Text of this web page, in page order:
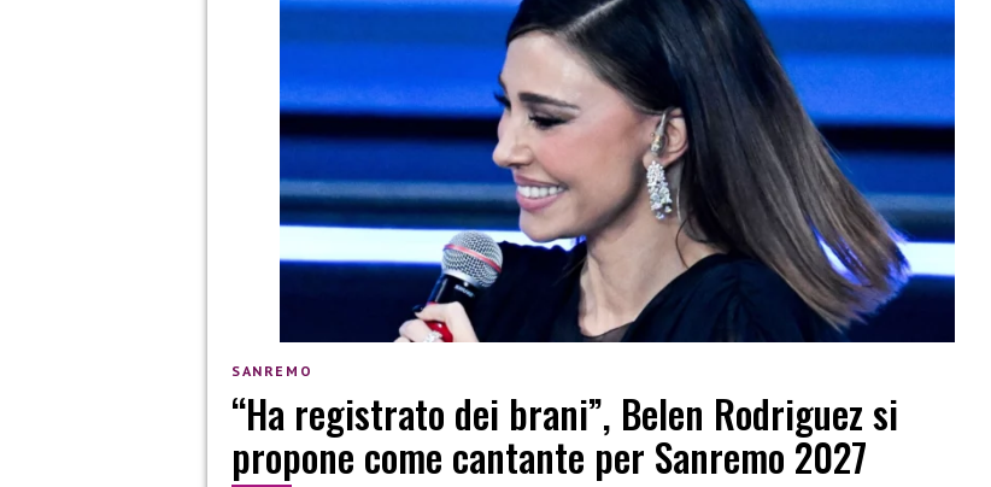
SANREMO
“Ha registrato dei brani”, Belen Rodriguez si
propone come cantante per Sanremo 2027